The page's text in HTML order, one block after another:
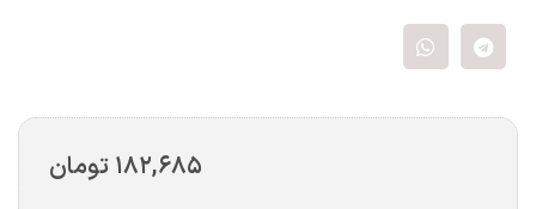
۱۸۲,۶۸۵ تومان